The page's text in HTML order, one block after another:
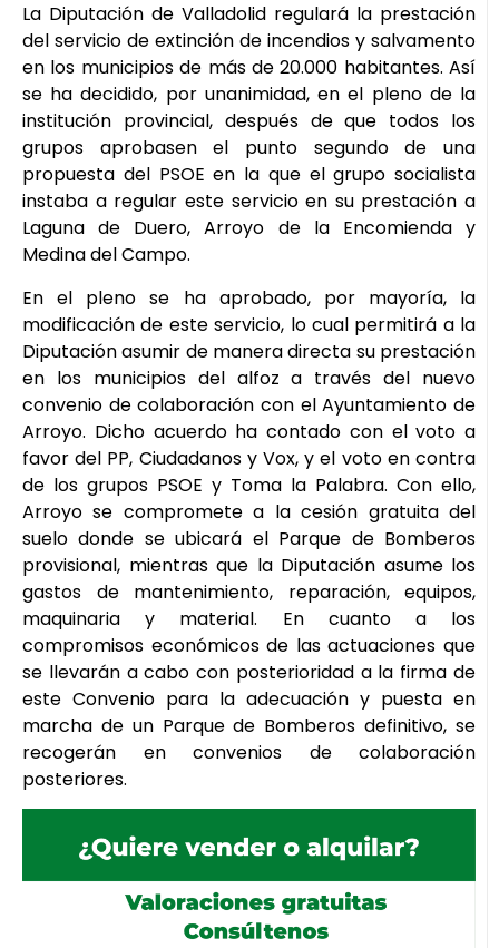
La Diputación de Valladolid regulará la prestación
del servicio de extinción de incendios y salvamento
en los municipios de más de 20.000 habitantes. Así
se ha decidido, por unanimidad, en el pleno de la
institución provincial, después de que todos los
grupos aprobasen el punto segundo de una
propuesta del PSOE en la que el grupo socialista
instaba a regular este servicio en su prestación a
Laguna de Duero, Arroyo de la Encomienda y
Medina del Campo.
En el pleno se ha aprobado, por mayoría, la
modificación de este servicio, lo cual permitirá a la
Diputación asumir de manera directa su prestación
en los municipios del alfoz a través del nuevo
convenio de colaboración con el Ayuntamiento de
Arroyo. Dicho acuerdo ha contado con el voto a
favor del PP, Ciudadanos y Vox, y el voto en contra
de los grupos PSOE y Toma la Palabra. Con ello,
Arroyo se compromete a la cesión gratuita del
suelo donde se ubicará el Parque de Bomberos
provisional, mientras que la Diputación asume los
gastos de mantenimiento, reparación, equipos,
maquinaria y material. En cuanto a los
compromisos económicos de las actuaciones que
se llevarán a cabo con posterioridad a la firma de
este Convenio para la adecuación y puesta en
marcha de un Parque de Bomberos definitivo, se
recogerán en convenios de colaboración
posteriores.